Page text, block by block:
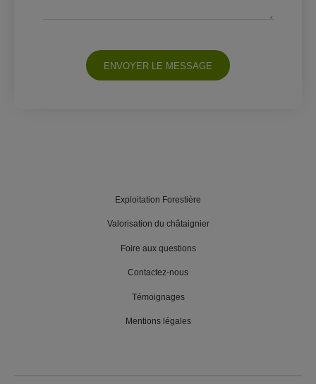
ENVOYER LE MESSAGE
Exploitation Forestière
Valorisation du châtaignier
Foire aux questions
Contactez-nous
Témoignages
Mentions légales